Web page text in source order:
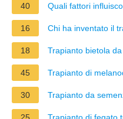
40 Quali fattori
16 Chi ha inventato il
18 Trapianto bietola
45 Trapianto di
30 Trapianto da
25 Trapianto di fegato